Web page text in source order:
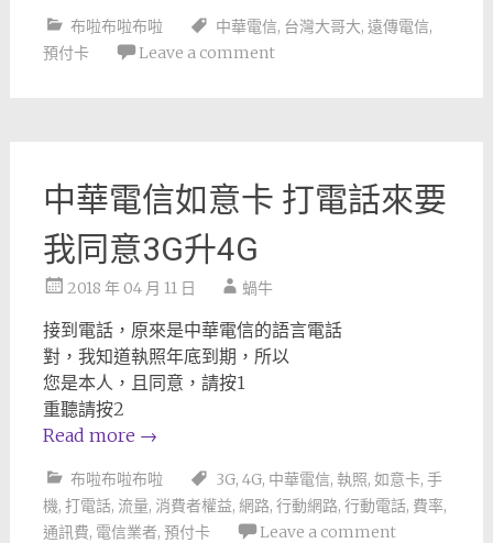
布啦布啦布啦 中華電信, 台灣大哥大, 遠傳電信,
預付卡
Leave a comment
中華電信如意卡 打電話來要
我同意3G升4G
2018 年 04 月 11 日 蝸牛
接到電話，原來是中華電信的語言電話
對，我知道執照年底到期，所以
您是本人，且同意，請按1
重聽請按2
Read more →
布啦布啦布啦 3G, 4G, 中華電信, 執照, 如意卡, 手
機, 打電話, 流量, 消費者權益, 網路, 行動網路, 行動電話, 費率,
通訊費, 電信業者, 預付卡 Leave a comment